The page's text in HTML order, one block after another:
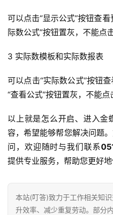
可以点击“显示公式”按钮查看
际数公式”按钮置灰，不能点击
3 实际数模板和实际数报表
可以点击“实际数公式”按钮
“查看公式”按钮置灰，不能点
以上就是怎么开启、进入金
容，希望能够帮您解决问题
问，欢迎随时与我们联系
提供专业服务，帮助您更好地
本站(叮答)致力于工作相关知
升效率、减少重复劳动。部分